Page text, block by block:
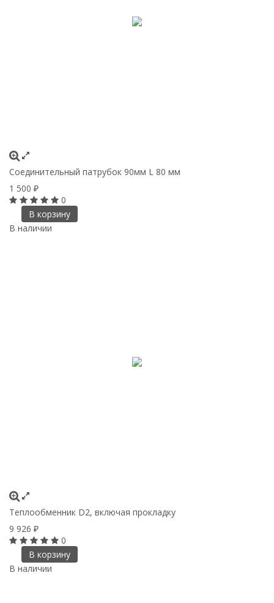
Соединительный патрубок 90мм L 80 мм
1 500 ₽
0
В корзину
В наличии
Теплообменник D2, включая прокладку
9 926 ₽
0
В корзину
В наличии